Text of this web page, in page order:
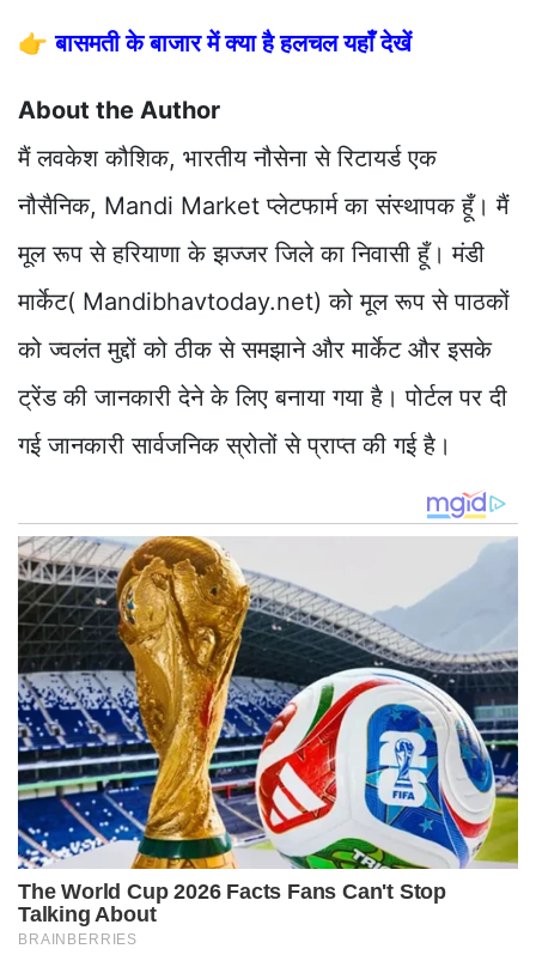
👉बासमती के बाजार में क्या है हलचल यहाँ देखें
About the Author
मैं लवकेश कौशिक, भारतीय नौसेना से रिटायर्ड एक
नौसैनिक, Mandi Market प्लेटफार्म का संस्थापक हूँ। मैं
मूल रूप से हरियाणा के झज्जर जिले का निवासी हूँ। मंडी
मार्केट( Mandibhavtoday.net) को मूल रूप से पाठकों
को ज्वलंत मुद्दों को ठीक से समझाने और मार्केट और इसके
ट्रेंड की जानकारी देने के लिए बनाया गया है। पोर्टल पर दी
गई जानकारी सार्वजनिक स्रोतों से प्राप्त की गई है।